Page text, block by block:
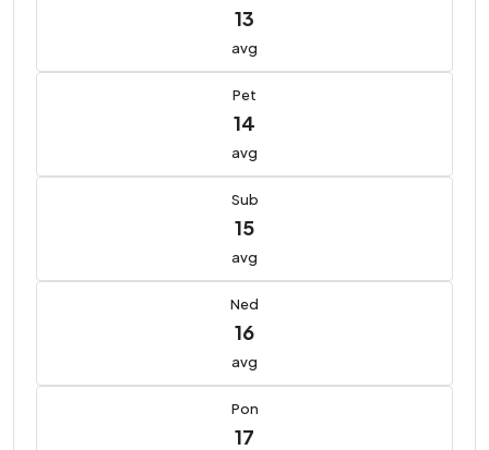
13
avg
Pet
14
avg
Sub
15
avg
Ned
16
avg
Pon
17